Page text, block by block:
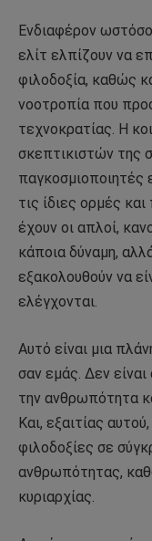
Ενδιαφέρον ωστόσο
ελίτ ελπίζουν να
φιλοδοξία, καθώς
νοοτροπία που
τεχνοκρατίας. Η
σκεπτικιστών της
παγκοσμιοποιητές
τις ίδιες ορμές
έχουν οι απλοί,
κάποια δύναμη,
εξακολουθούν να
ελέγχονται.
Αυτό είναι μια
σαν εμάς. Δεν
την ανθρωπότητα
Και, εξαιτίας
φιλοδοξίες σε
ανθρωπότητας,
κυριαρχίας.